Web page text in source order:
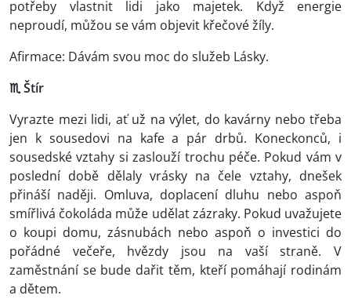
potřeby vlastnit lidi jako majetek. Když energie
neproudí, můžou se vám objevit křečové žíly.
Afirmace: Dávám svou moc do služeb Lásky.
♏ Štír
Vyrazte mezi lidi, ať už na výlet, do kavárny nebo třeba
jen k sousedovi na kafe a pár drbů. Koneckonců, i
sousedské vztahy si zaslouží trochu péče. Pokud vám v
poslední době dělaly vrásky na čele vztahy, dnešek
přináší naději. Omluva, doplacení dluhu nebo aspoň
smířlivá čokoláda může udělat zázraky. Pokud uvažujete
o koupi domu, zásnubách nebo aspoň o investici do
pořádné večeře, hvězdy jsou na vaší straně. V
zaměstnání se bude dařit těm, kteří pomáhají rodinám
a dětem.